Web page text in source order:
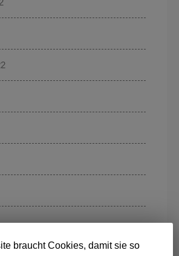
braucht Cookies, damit sie so